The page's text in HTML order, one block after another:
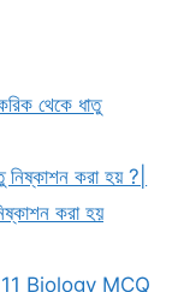
থেকে ধাতু
নিষ্কাশন করা হয় ?|
করা হয়
11 Biology MCQ